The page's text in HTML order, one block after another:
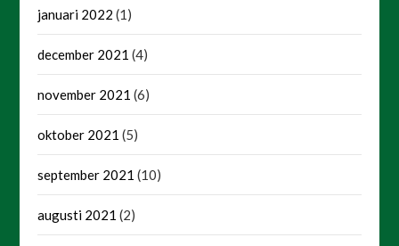
januari 2022 (1)
december 2021 (4)
november 2021 (6)
oktober 2021 (5)
september 2021 (10)
augusti 2021 (2)